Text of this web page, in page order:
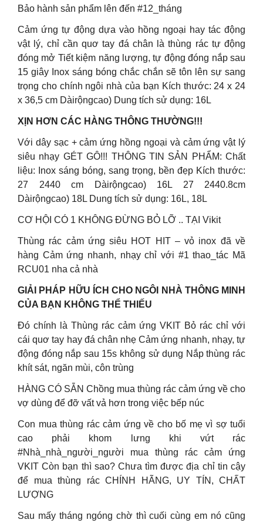
Bảo hành sản phẩm lên đến #12_tháng
Cảm ứng tự động dựa vào hồng ngoại hay tác động
vật lý, chỉ cần quơ tay đá chân là thùng rác tự động
đóng mở Tiết kiệm năng lượng, tự động đóng nắp sau
15 giây Inox sáng bóng chắc chắn sẽ tôn lên sự sang
trọng cho chính ngôi nhà của bạn Kích thước: 24 x 24
x 36,5 cm Dàirộngcao) Dung tích sử dụng: 16L
XỊN HƠN CÁC HÀNG THÔNG THƯỜNG!!!
Với dây sạc + cảm ứng hồng ngoại và cảm ứng vật lý
siêu nhạy GÉT GÔ!!! THÔNG TIN SẢN PHẨM: Chất
liệu: Inox sáng bóng, sang trọng, bền đẹp Kích thước:
27 2440 cm Dàirộngcao) 16L 27 2440.8cm
Dàirộngcao) 18L Dung tích sử dụng: 16L, 18L
CƠ HỘI CÓ 1 KHÔNG ĐỪNG BỎ LỠ .. TẠI Vikit
Thùng rác cảm ứng siêu HOT HIT – vỏ inox đã về
hàng Cảm ứng nhanh, nhạy chỉ với #1 thao_tác Mã
RCU01 nha cả nhà
GIẢI PHÁP HỮU ÍCH CHO NGÔI NHÀ THÔNG MINH
CỦA BẠN KHÔNG THỂ THIẾU
Đó chính là Thùng rác cảm ứng VKIT Bỏ rác chỉ với
cái quơ tay hay đá chân nhẹ Cảm ứng nhanh, nhạy, tự
động đóng nắp sau 15s không sử dụng Nắp thùng rác
khít sát, ngăn mùi, côn trùng
HÀNG CÓ SẴN Chồng mua thùng rác cảm ứng về cho
vợ dùng để đỡ vất vả hơn trong việc bếp núc
Con mua thùng rác cảm ứng về cho bố mẹ vì sợ tuổi
cao phải khom lưng khi vứt rác
#Nhà_nhà_người_người mua thùng rác cảm ứng
VKIT Còn bạn thì sao? Chưa tìm được địa chỉ tin cậy
để mua thùng rác CHÍNH HÃNG, UY TÍN, CHẤT
LƯỢNG
Sau mấy tháng ngóng chờ thì cuối cùng em nó cũng